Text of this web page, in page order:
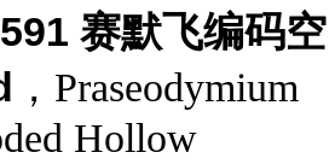
赛默飞编码空
，Praseodymium
Hollow